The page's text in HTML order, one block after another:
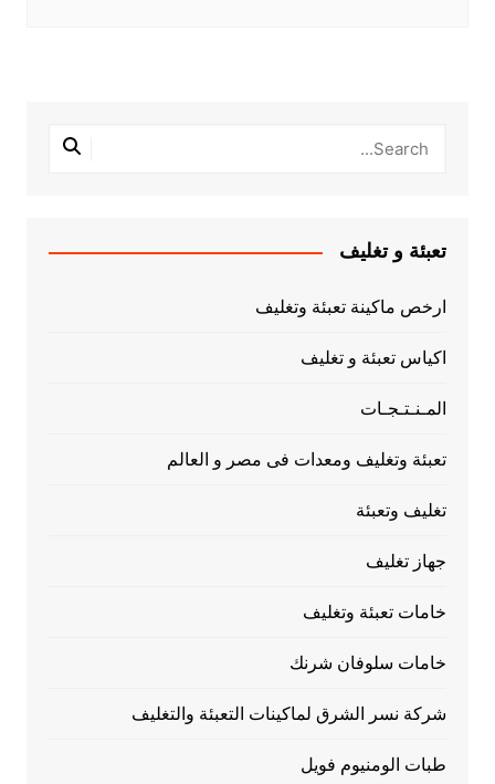
تعبئة و تغليف
ارخص ماكينة تعبئة وتغليف
اكياس تعبئة و تغليف
المـنـتـجـات
تعبئة وتغليف ومعدات فى مصر و العالم
تغليف وتعبئة
جهاز تغليف
خامات تعبئة وتغليف
خامات سلوفان شرنك
شركة نسر الشرق لماكينات التعبئة والتغليف
طبات الومنيوم فويل